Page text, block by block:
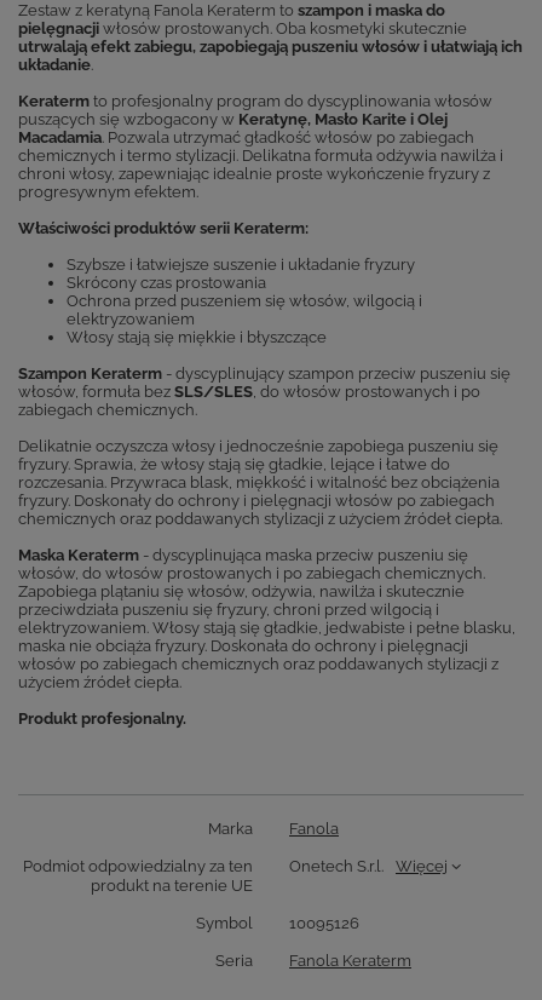
Zestaw z keratyną Fanola Keraterm to szampon i maska do
pielęgnacji włosów prostowanych. Oba kosmetyki skutecznie
utrwalają efekt zabiegu, zapobiegają puszeniu włosów i ułatwiają ich
układanie.
Keraterm to profesjonalny program do dyscyplinowania włosów
puszących się wzbogacony w Keratynę, Masło Karite i Olej
Macadamia. Pozwala utrzymać gładkość włosów po zabiegach
chemicznych i termo stylizacji. Delikatna formuła odżywia nawilża i
chroni włosy, zapewniając idealnie proste wykończenie fryzury z
progresywnym efektem.
Właściwości produktów serii Keraterm:
Szybsze i łatwiejsze suszenie i układanie fryzury
Skrócony czas prostowania
Ochrona przed puszeniem się włosów, wilgocią i
elektryzowaniem
Włosy stają się miękkie i błyszczące
Szampon Keraterm - dyscyplinujący szampon przeciw puszeniu się
włosów, formuła bez SLS/SLES, do włosów prostowanych i po
zabiegach chemicznych.
Delikatnie oczyszcza włosy i jednocześnie zapobiega puszeniu się
fryzury. Sprawia, że włosy stają się gładkie, lejące i łatwe do
rozczesania. Przywraca blask, miękkość i witalność bez obciążenia
fryzury. Doskonały do ochrony i pielęgnacji włosów po zabiegach
chemicznych oraz poddawanych stylizacji z użyciem źródeł ciepła.
Maska Keraterm - dyscyplinująca maska przeciw puszeniu się
włosów, do włosów prostowanych i po zabiegach chemicznych.
Zapobiega plątaniu się włosów, odżywia, nawilża i skutecznie
przeciwdziała puszeniu się fryzury, chroni przed wilgocią i
elektryzowaniem. Włosy stają się gładkie, jedwabiste i pełne blasku,
maska nie obciąża fryzury. Doskonała do ochrony i pielęgnacji
włosów po zabiegach chemicznych oraz poddawanych stylizacji z
użyciem źródeł ciepła.
Produkt profesjonalny.
Marka Fanola
Podmiot odpowiedzialny za ten
produkt na terenie UE
Onetech S.r.l. Więcej
Symbol 10095126
Seria Fanola Keraterm